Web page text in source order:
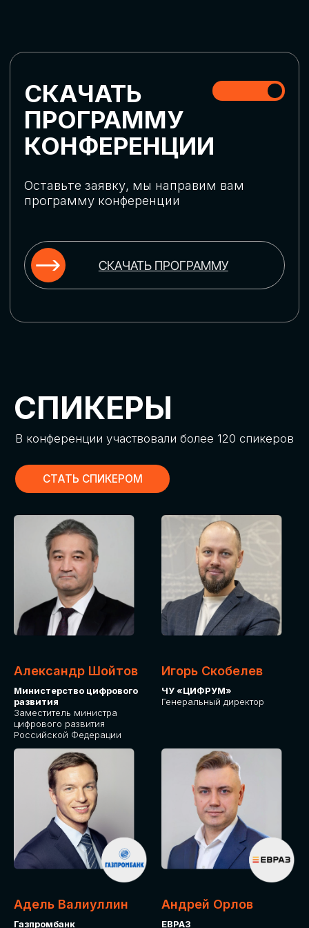
Александр Шойтов
Министерство цифрового
развития
Заместитель министра
цифрового развития
Российской Федерации
Игорь Скобелев
ЧУ «ЦИФРУМ»
Генеральный директор
Адель Валиуллин
Газпромбанк
Андрей Орлов
ЕВРАЗ